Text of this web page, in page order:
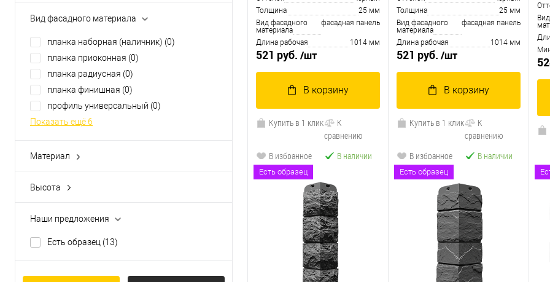
Вид фасадного материала
планка наборная (наличник) (0)
планка приоконная (0)
планка радиусная (0)
планка финишная (0)
профиль универсальный (0)
Показать ещё 6
Материал
ПВХ(3)
полипропилен
Высота
412 мм(0)
417 мм(0)
424 мм(0)
Наши предложения
Есть образец (13)
Толщина
25 мм
Вид фасадного
материала
фасадная панель
Длина рабочая 1014 мм
521 руб. /шт
В корзину
Купить в 1 клик
К
сравнению
В избранное
В наличии
Толщина
25 мм
Вид фасадного
материала
фасадная панель
Длина рабочая 1014 мм
521 руб. /шт
В корзину
Купить в 1 клик
К
сравнению
В избранное
В наличии
Есть образец Есть образец